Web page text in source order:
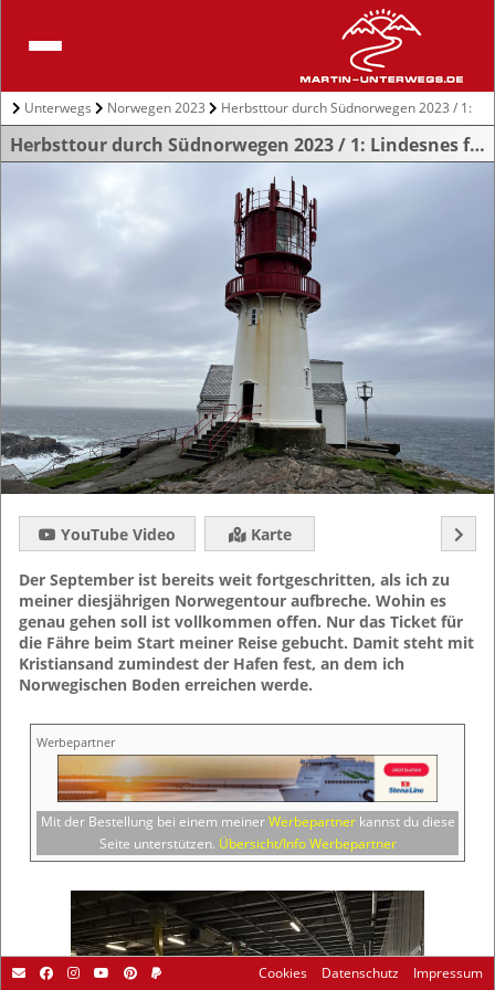
Unterwegs Norwegen 2023
Herbsttour durch Südnorwegen 2023 / 1:
Lindesnes fyr
Herbsttour durch Südnorwegen 2023 / 1: Lindesnes fyr
YouTube Video Karte
Der September ist bereits weit fortgeschritten, als ich zu
meiner diesjährigen Norwegentour aufbreche. Wohin es
genau gehen soll ist vollkommen offen. Nur das Ticket für
die Fähre beim Start meiner Reise gebucht. Damit steht mit
Kristiansand zumindest der Hafen fest, an dem ich
Norwegischen Boden erreichen werde.
Werbepartner
Mit der Bestellung bei einem meinerWerbepartnerkannst du diese
Seite unterstützen. Übersicht/Info Werbepartner
Cookies Datenschutz Impressum